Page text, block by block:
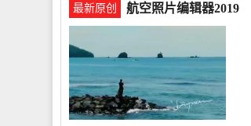
最新原创 航空照片编辑器2019